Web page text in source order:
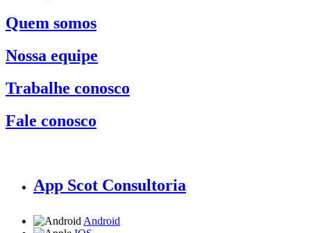
Quem somos
Nossa equipe
Trabalhe conosco
Fale conosco
App Scot Consultoria
Android